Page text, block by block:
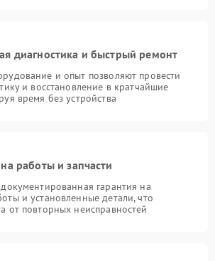
диагностика и быстрый ремонт
и опыт позволяют провести
и восстановление в кратчайшие
время без устройства
работы и запчасти
гарантия на
и установленные детали, что
от повторных неисправностей